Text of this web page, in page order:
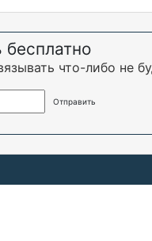
что-либо не